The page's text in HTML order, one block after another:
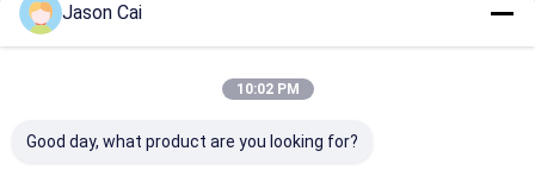
আমাদের বিভাগসমূহ
Jason Cai
10:02 PM
Good day, what product are you looking for?